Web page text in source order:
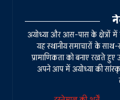
अयोध्या और आस-पास के क्षेत्रों में
यह स्थानीय समाचारों के
प्रामाणिकता को बनाए रखते हुए
अपने आप में अयोध्या की